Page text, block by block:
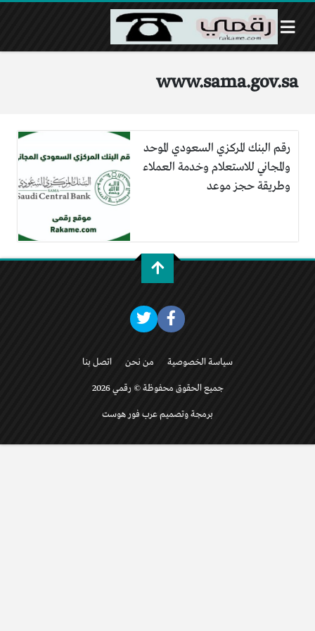
www.sama.gov.sa
رقم البنك المركزي السعودي الموحد
والمجاني للاستعلام وخدمة العملاء
وطريقة حجز موعد
سياسة الخصوصية من نحن اتصل بنا
جميع الحقوق محفوظة © رقمي 2026
برمجة وتصميم عرب فور هوست